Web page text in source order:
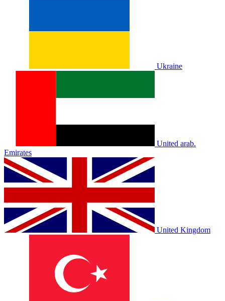
Ukraine
United arab.
Emirates
United Kingdom